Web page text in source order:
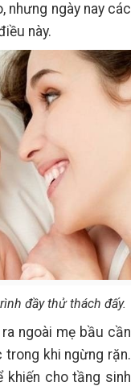
nhưng ngày nay các
này.
đầy thử thách đấy.
ngoài mẹ bầu cần
trong khi ngừng rặn.
cho tầng sinh